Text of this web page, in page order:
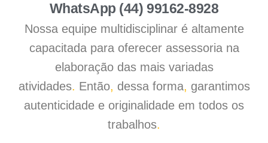
WhatsApp (44) 99162-8928
Nossa equipe multidisciplinar é altamente
capacitada para oferecer assessoria na
elaboração das mais variadas
atividades. Então, dessa forma, garantimos
autenticidade e originalidade em todos os
trabalhos.